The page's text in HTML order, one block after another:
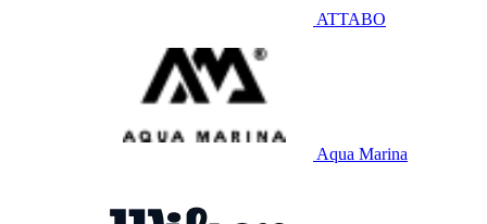
ATTABO
Aqua Marina